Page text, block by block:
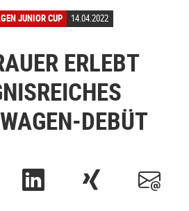
JUNIOR CUP 14.04.2022
ERLEBT
DEBÜT